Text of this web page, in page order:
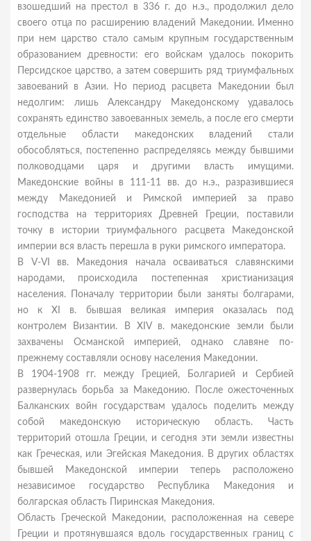
взошедший на престол в 336 г. до н.э., продолжил дело
своего отца по расширению владений Македонии. Именно
при нем царство стало самым крупным государственным
образованием древности: его войскам удалось покорить
Персидское царство, а затем совершить ряд триумфальных
завоеваний в Азии. Но период расцвета Македонии был
недолгим: лишь Александру Македонскому удавалось
сохранять единство завоеванных земель, а после его смерти
отдельные области македонских владений стали
обособляться, постепенно распределяясь между бывшими
полководцами царя и другими власть имущими.
Македонские войны в 111-11 вв. до н.э., разразившиеся
между Македонией и Римской империей за право
господства на территориях Древней Греции, поставили
точку в истории триумфального расцвета Македонской
империи вся власть перешла в руки римского императора.
В V-VI вв. Македония начала осваиваться славянскими
народами, происходила постепенная христианизация
населения. Поначалу территории были заняты болгарами,
но к XI в. бывшая великая империя оказалась под
контролем Византии. В XIV в. македонские земли были
захвачены Османской империей, однако славяне по-
прежнему составляли основу населения Македонии.
В 1904-1908 гг. между Грецией, Болгарией и Сербией
развернулась борьба за Македонию. После ожесточенных
Балканских войн государствам удалось поделить между
собой македонскую историческую область. Часть
территорий отошла Греции, и сегодня эти земли известны
как Греческая, или Эгейская Македония. В других областях
бывшей Македонской империи теперь расположено
независимое государство Республика Македония и
болгарская область Пиринская Македония.
Область Греческой Македонии, расположенная на севере
Греции и протянувшаяся вдоль государственных границ с